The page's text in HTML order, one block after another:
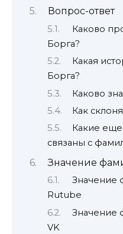
Вопрос-ответ
Каково
Борга?
Какая
Борга?
Каково
Как
Какие
связаны с
Значение
Значение
Rutube
Значение
VK